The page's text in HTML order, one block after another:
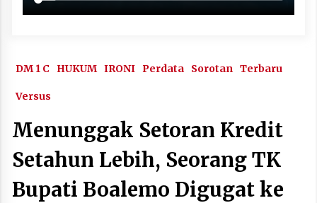
DM 1 C HUKUM IRONI Perdata Sorotan Terbaru
Versus
Menunggak Setoran Kredit
Setahun Lebih, Seorang TK
Bupati Boalemo Digugat ke